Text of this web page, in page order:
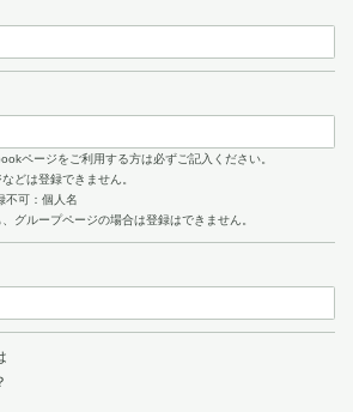
ページをご利用する方は必ずご記入ください。
どは登録できません。
不可：個人名
グループページの場合は登録はできません。